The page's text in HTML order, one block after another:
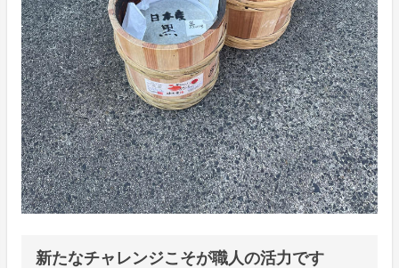
新たなチャレンジこそが職人の活力です